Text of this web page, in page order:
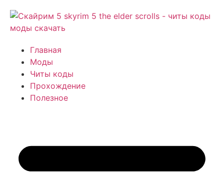
Главная
Моды
Читы коды
Прохождение
Полезное